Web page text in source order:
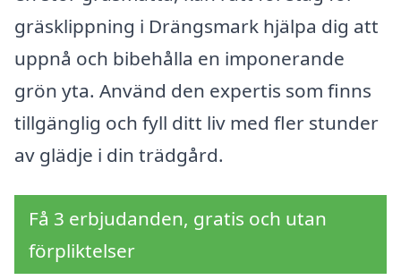
gräsklippning i Drängsmark hjälpa dig att
uppnå och bibehålla en imponerande
grön yta. Använd den expertis som finns
tillgänglig och fyll ditt liv med fler stunder
av glädje i din trädgård.
Få 3 erbjudanden, gratis och utan
förpliktelser